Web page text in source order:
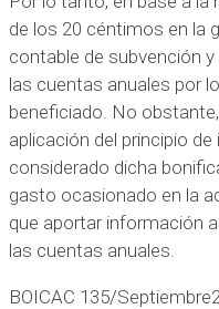
de los 20 céntimos en la
contable de subvención
las cuentas anuales por
beneficiado. No
aplicación del principio
considerado dicha
gasto ocasionado en la
que aportar información
las cuentas anuales.
BOICAC 135/